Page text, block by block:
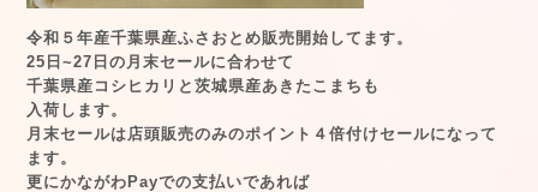
令和５年産千葉県産ふさおとめ販売開始してます。
25日~27日の月末セールに合わせて
千葉県産コシヒカリと茨城県産あきたこまちも
入荷します。
月末セールは店頭販売のみのポイント４倍付けセールになって
ます。
更にかながわPayでの支払いであれば